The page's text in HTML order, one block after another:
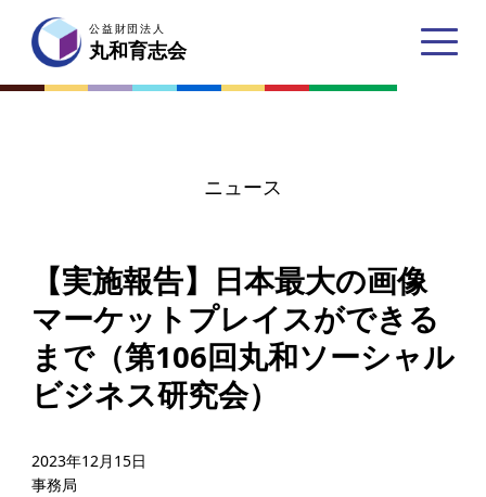
公益財団法人
丸和育志会
丸和育志会とは
理事長あいさつ
丸和育志会の目指す未来
学生のみなさんへ
起業家のみなさんへ
公益財団法人
丸和育志会
ニュース
【実施報告】日本最大の画像
マーケットプレイスができる
まで（第106回丸和ソーシャル
ビジネス研究会）
2023年12月15日
事務局